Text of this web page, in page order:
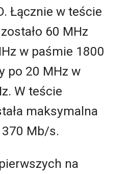
Łącznie w teście
60 MHz
w paśmie 1800
po 20 MHz w
W teście
maksymalna
370 Mb/s.
na